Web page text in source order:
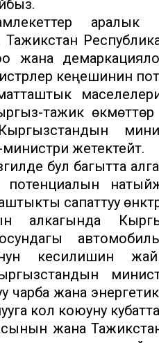
аралык
жана
кеңешинин
тажик өкмөттөр
жетектейт.
бул багытта
потенциалын
сапаттуу
алкагында
кесилишин
чарба жана
кол коюуну
жана